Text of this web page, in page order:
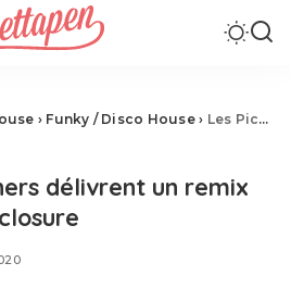
› Funky / Disco House› Les Picard Brothers délivrent un remix groovy pour Disclosure
délivrent un remix